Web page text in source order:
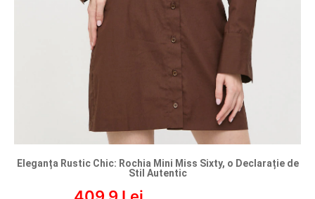
Eleganța Rustic Chic: Rochia Mini Miss Sixty, o Declarație de
Stil Autentic